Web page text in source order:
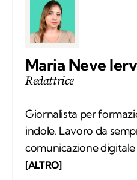
Maria Neve
Redattrice
Giornalista per
indole. Lavoro da
comunicazione
mondo della carta
[ALTRO]